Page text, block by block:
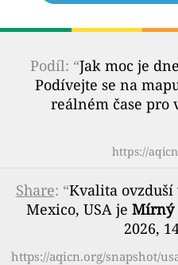
Podíl: “Jak moc je
Podívejte se na
reálném čase pro
https://
Share: “Kvalita ovzduší
Mexico, USA je Mírný
2026,
https://aqicn.org/snapshot/